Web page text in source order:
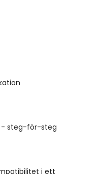
steg-för-steg
i ett